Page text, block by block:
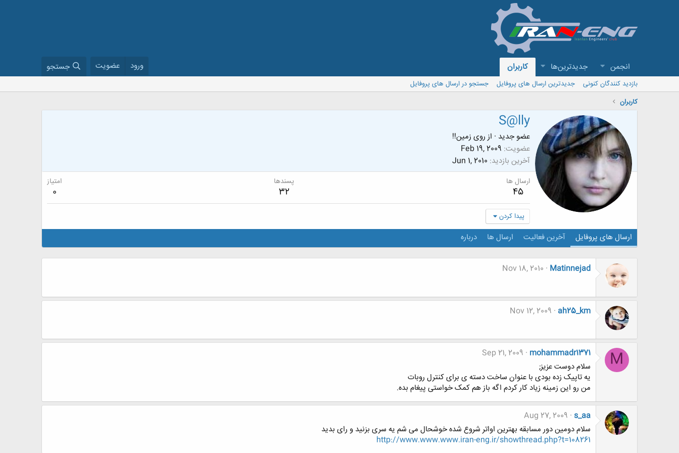
انجمن جدیدترین‌ها کاربران ورود عضویت جستجو
بازدید کنندگان کنونی جدیدترین ارسال های پروفایل
جستجو در ارسال های پروفایل
کاربران
S@lly
عضو جدید · از روی زمین!!
عضویت Feb 19, 2009
آخرین بازدید Jun 1, 2010
ارسال ها
45
پسندها
32
امتیاز
0
پیدا کردن
ارسال های پروفایل آخرین فعالیت ارسال ها درباره
Matinnejad
Nov 18, 2010
ah25_km
Nov 12, 2009
M
mohammadr1371
Sep 21, 2009
سلام دوست عزیز;
یه تاپیک زده بودی با عنوان ساخت دسته ی برای کنترل روبات
من رو این زمینه زیاد کار کردم اگه باز هم کمک خواستی پیغام بده.
s_aa
Aug 27, 2009
سلام دومین دور مسابقه بهترین اواتر شروع شده خوشحال می شم یه سری بزنید و رای بدید
http://www.www.www.iran-eng.ir/showthread.php?t=108261